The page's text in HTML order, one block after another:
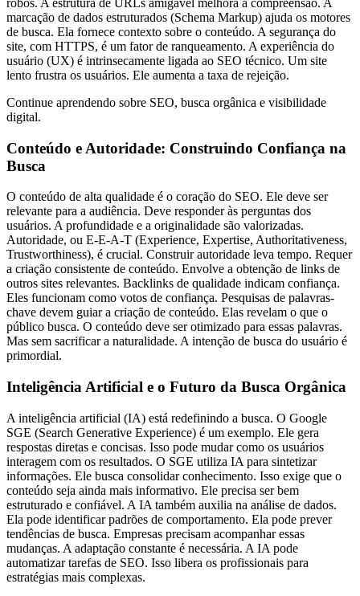
robôs. A estrutura de URLs amigável melhora a compreensão. A
marcação de dados estruturados (Schema Markup) ajuda os motores
de busca. Ela fornece contexto sobre o conteúdo. A segurança do
site, com HTTPS, é um fator de ranqueamento. A experiência do
usuário (UX) é intrinsecamente ligada ao SEO técnico. Um site
lento frustra os usuários. Ele aumenta a taxa de rejeição.
Continue aprendendo sobre SEO, busca orgânica e visibilidade
digital.
Conteúdo e Autoridade: Construindo Confiança na
Busca
O conteúdo de alta qualidade é o coração do SEO. Ele deve ser
relevante para a audiência. Deve responder às perguntas dos
usuários. A profundidade e a originalidade são valorizadas.
Autoridade, ou E-E-A-T (Experience, Expertise, Authoritativeness,
Trustworthiness), é crucial. Construir autoridade leva tempo. Requer
a criação consistente de conteúdo. Envolve a obtenção de links de
outros sites relevantes. Backlinks de qualidade indicam confiança.
Eles funcionam como votos de confiança. Pesquisas de palavras-
chave devem guiar a criação de conteúdo. Elas revelam o que o
público busca. O conteúdo deve ser otimizado para essas palavras.
Mas sem sacrificar a naturalidade. A intenção de busca do usuário é
primordial.
Inteligência Artificial e o Futuro da Busca Orgânica
A inteligência artificial (IA) está redefinindo a busca. O Google
SGE (Search Generative Experience) é um exemplo. Ele gera
respostas diretas e concisas. Isso pode mudar como os usuários
interagem com os resultados. O SGE utiliza IA para sintetizar
informações. Ele busca consolidar conhecimento. Isso exige que o
conteúdo seja ainda mais informativo. Ele precisa ser bem
estruturado e confiável. A IA também auxilia na análise de dados.
Ela pode identificar padrões de comportamento. Ela pode prever
tendências de busca. Empresas precisam acompanhar essas
mudanças. A adaptação constante é necessária. A IA pode
automatizar tarefas de SEO. Isso libera os profissionais para
estratégias mais complexas.